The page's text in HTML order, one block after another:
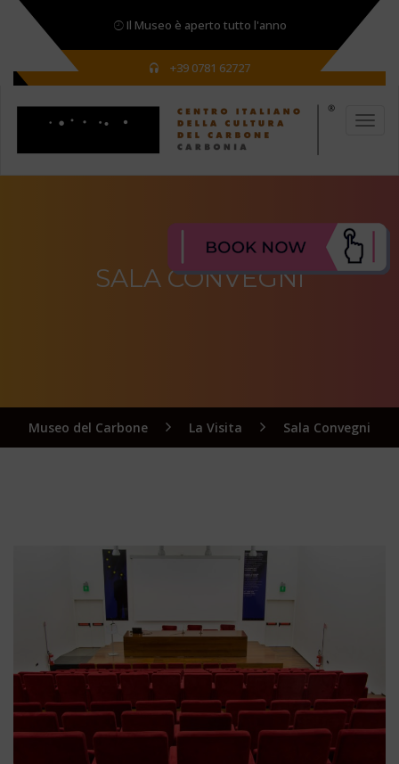
Il Museo è aperto tutto l'anno
+39 0781 62727
SALA CONVEGNI
Museo del Carbone La Visita Sala Convegni